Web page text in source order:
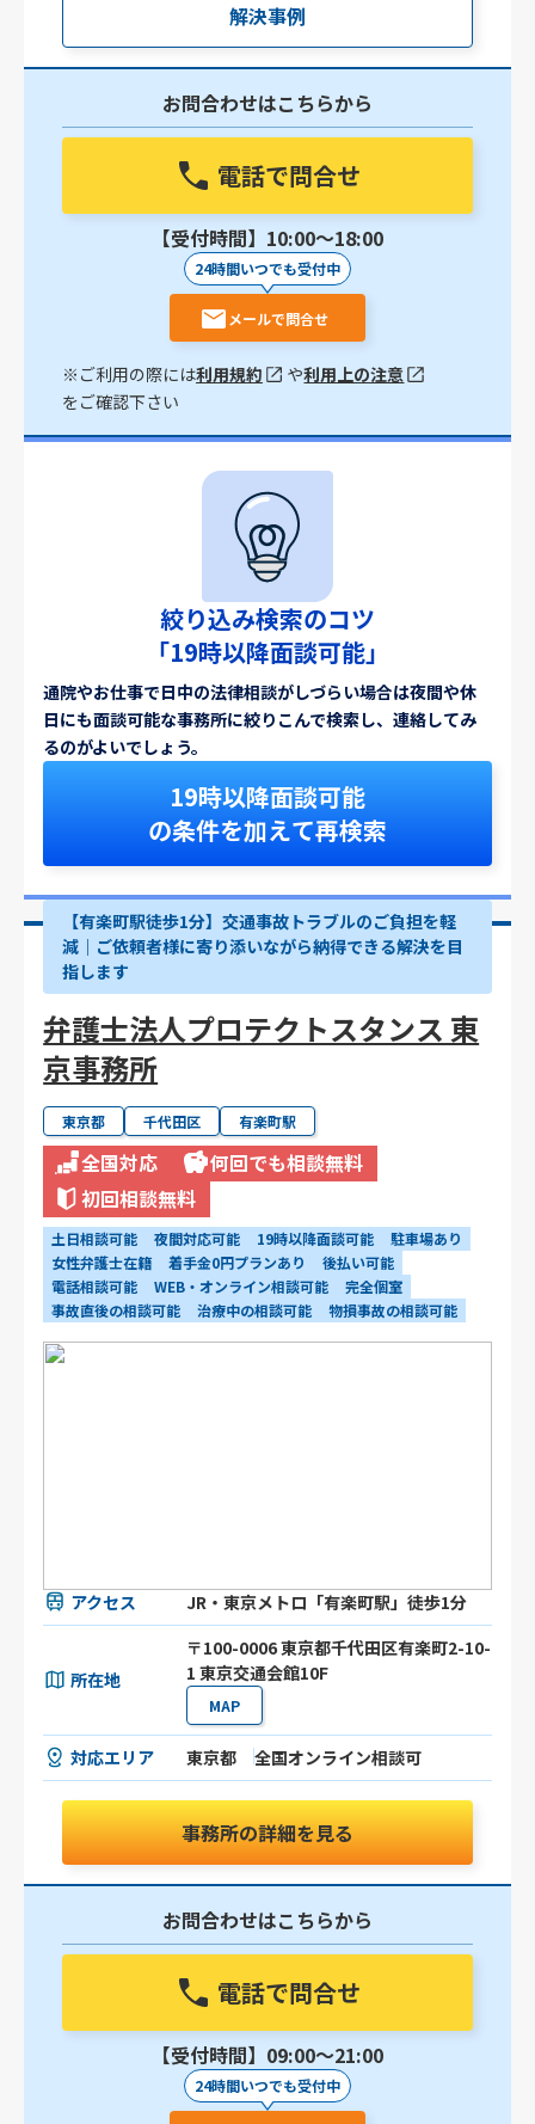
解決事例
お問合わせはこちらから
電話で問合せ
【受付時間】10:00〜18:00
24時間いつでも受付中
メールで問合せ
※ご利用の際には利用規約 や利用上の注意
をご確認下さい
絞り込み検索のコツ
「19時以降面談可能」
通院やお仕事で日中の法律相談がしづらい場合は夜間や休
日にも面談可能な事務所に絞りこんで検索し、連絡してみ
るのがよいでしょう。
19時以降面談可能
の条件を加えて再検索
【有楽町駅徒歩1分】交通事故トラブルのご負担を軽
減｜ご依頼者様に寄り添いながら納得できる解決を目
指します
弁護士法人プロテクトスタンス 東
京事務所
東京都 千代田区 有楽町駅
全国対応
何回でも相談無料
初回相談無料
土日相談可能 夜間対応可能 19時以降面談可能
駐車場あり
女性弁護士在籍
着手金0円プランあり
後払い可能
電話相談可能
WEB・オンライン相談可能
完全個室
事故直後の相談可能
治療中の相談可能 物損事故の相談可能
アクセス JR・東京メトロ「有楽町駅」徒歩1分
所在地
〒100-0006 東京都千代田区有楽町2-10-
1 東京交通会館10F
MAP
対応エリア 東京都 全国オンライン相談可
事務所の詳細を見る
お問合わせはこちらから
電話で問合せ
【受付時間】09:00〜21:00
24時間いつでも受付中